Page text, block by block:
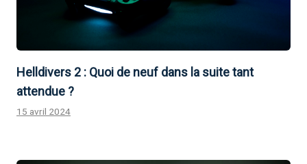
Helldivers 2 : Quoi de neuf dans la suite tant
attendue ?
15 avril 2024